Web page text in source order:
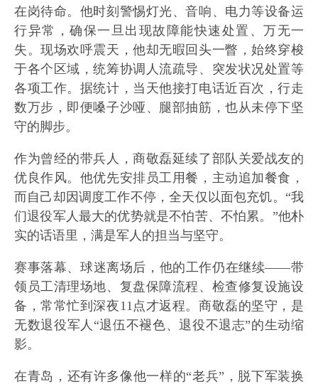
在岗待命。他时刻警惕灯光、音响、电力等设备运
行异常，确保一旦出现故障能快速处置、万无一
失。现场欢呼震天，他却无暇回头一瞥，始终穿梭
于各个区域，统筹协调人流疏导、突发状况处置等
各项工作。据统计，当天他接打电话近百次，行走
数万步，即便嗓子沙哑、腿部抽筋，也从未停下坚
守的脚步。
作为曾经的带兵人，商敬磊延续了部队关爱战友的
优良作风。他优先安排员工用餐，主动追加餐食，
而自己却因调度工作不停，全天仅以面包充饥。“我
们退役军人最大的优势就是不怕苦、不怕累。”他朴
实的话语里，满是军人的担当与坚守。
赛事落幕、球迷离场后，他的工作仍在继续——带
领员工清理场地、复盘保障流程、检查修复设施设
备，常常忙到深夜11点才返程。商敬磊的坚守，是
无数退役军人“退伍不褪色、退役不退志”的生动缩
影。
在青岛，还有许多像他一样的“老兵”，脱下军装换